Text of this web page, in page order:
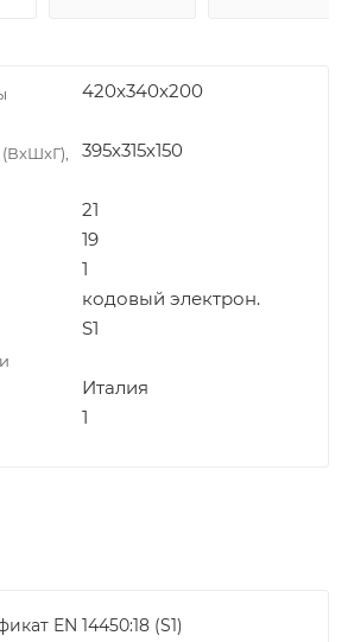
420x340x200
395х315х150
21
19
1
кодовый электрон.
S1
Италия
1
EN 14450:18 (S1)